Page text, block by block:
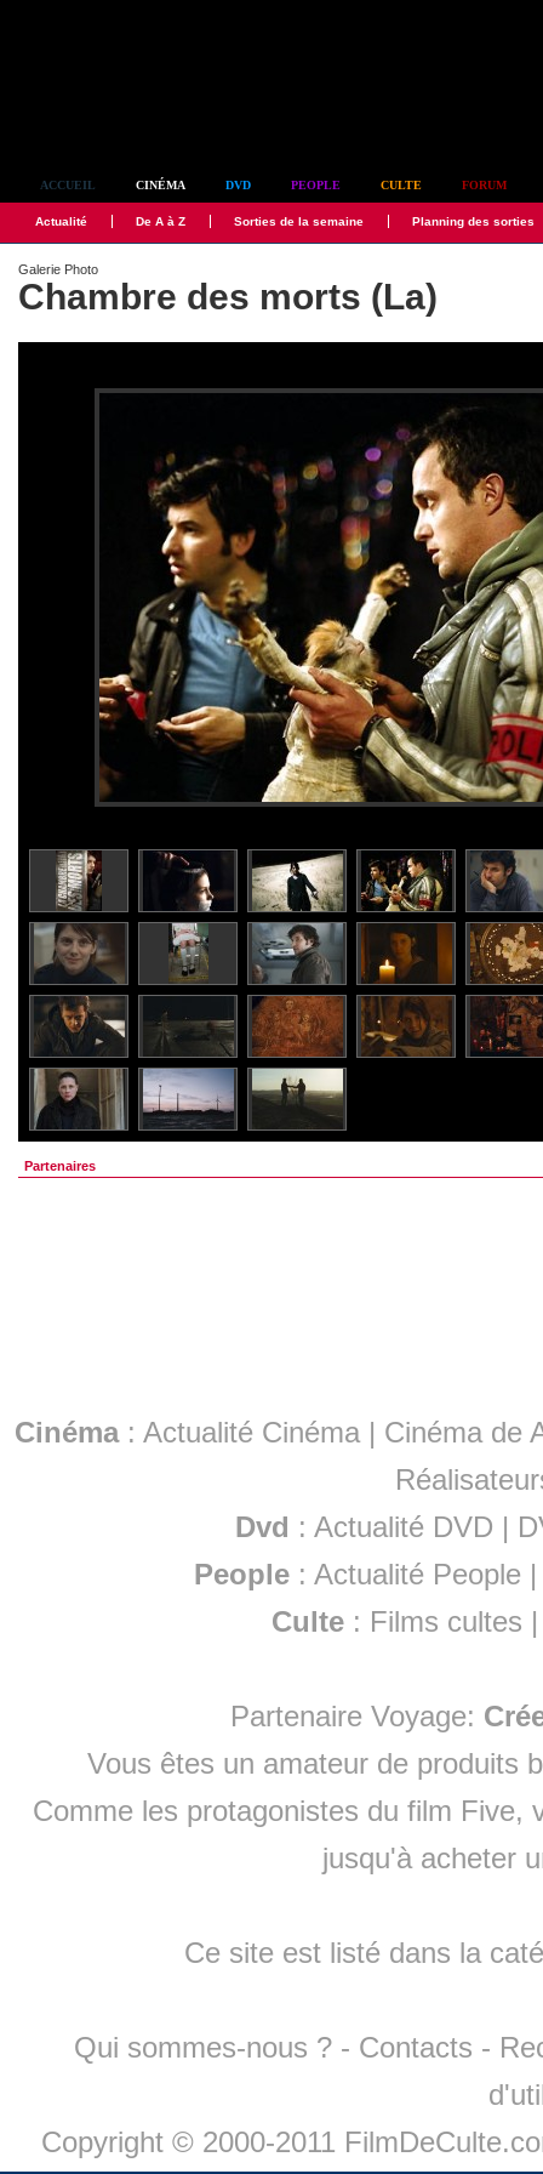
ACCUEIL CINÉMA DVD PEOPLE CULTE FORUM
Actualité De A à Z Sorties de la semaine Planning des sorties
Galerie Photo
Chambre des morts (La)
Partenaires
Cinéma: Actualité Cinéma | Cinéma de
Dvd : Actualité DVD |
People :Actualité People
Culte : Films cultes
Partenaire Voyage:
Vous êtes un amateur de produits
Comme les protagonistes du film Five,
jusqu'à acheter
Ce site est listé dans la
Qui sommes-nous ? - Contacts -
Copyright © 2000-2011